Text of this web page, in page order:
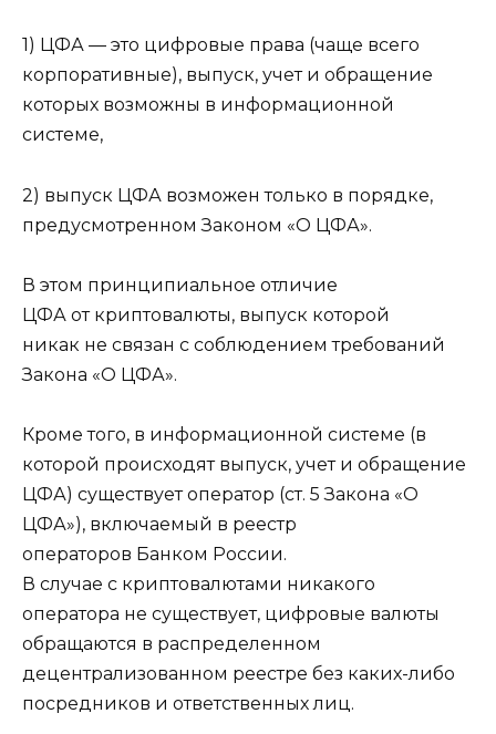
1) ЦФА — это цифровые права (чаще всего
корпоративные), выпуск, учет и обращение
которых возможны в информационной
системе,
2) выпуск ЦФА возможен только в порядке,
предусмотренном Законом «О ЦФА».
В этом принципиальное отличие
ЦФА от криптовалюты, выпуск которой
никак не связан с соблюдением требований
Закона «О ЦФА».
Кроме того, в информационной системе (в
которой происходят выпуск, учет и обращение
ЦФА) существует оператор (ст. 5 Закона «О
ЦФА»), включаемый в реестр
операторов Банком России.
В случае с криптовалютами никакого
оператора не существует, цифровые валюты
обращаются в распределенном
децентрализованном реестре без каких-либо
посредников и ответственных лиц.